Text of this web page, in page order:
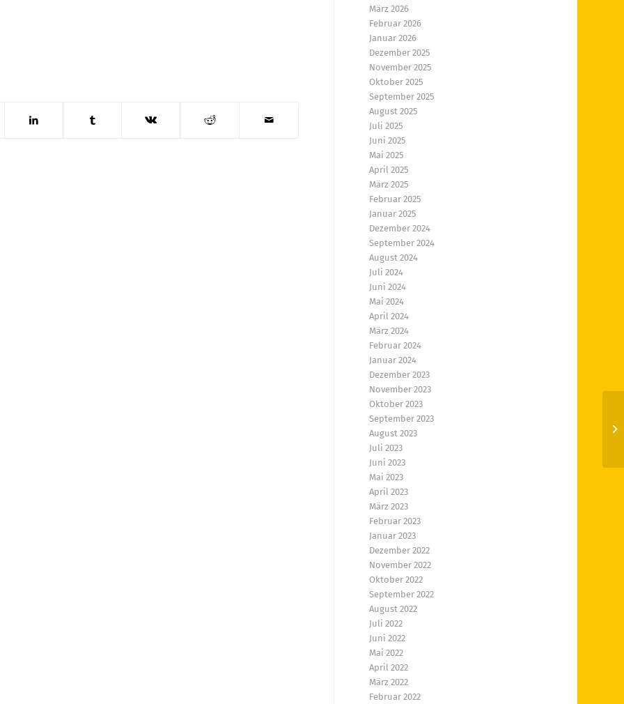
März 2026
Februar 2026
Januar 2026
Dezember 2025
November 2025
Oktober 2025
September 2025
August 2025
Juli 2025
Juni 2025
Mai 2025
April 2025
März 2025
Februar 2025
Januar 2025
Dezember 2024
September 2024
August 2024
Juli 2024
Juni 2024
Mai 2024
April 2024
März 2024
Februar 2024
Januar 2024
Dezember 2023
November 2023
Oktober 2023
September 2023
August 2023
Juli 2023
Juni 2023
Mai 2023
April 2023
März 2023
Februar 2023
Januar 2023
Dezember 2022
November 2022
Oktober 2022
September 2022
August 2022
Juli 2022
Juni 2022
Mai 2022
April 2022
März 2022
Februar 2022